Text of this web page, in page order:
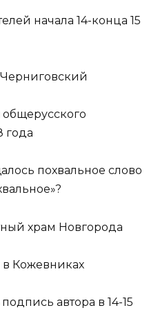
начала 14-конца 15
года
похвальное слово
храм Новгорода
Кожевниках
автора в 14-15